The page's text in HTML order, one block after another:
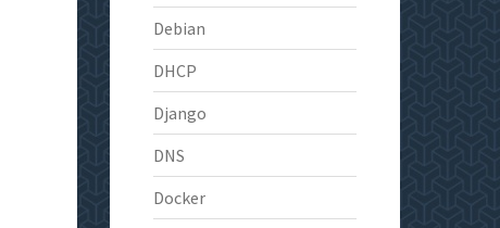
Debian
DHCP
Django
DNS
Docker